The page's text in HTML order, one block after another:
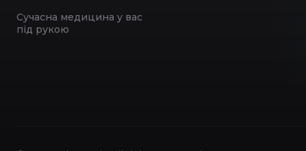
Сучасна медицина у вас
під рукою